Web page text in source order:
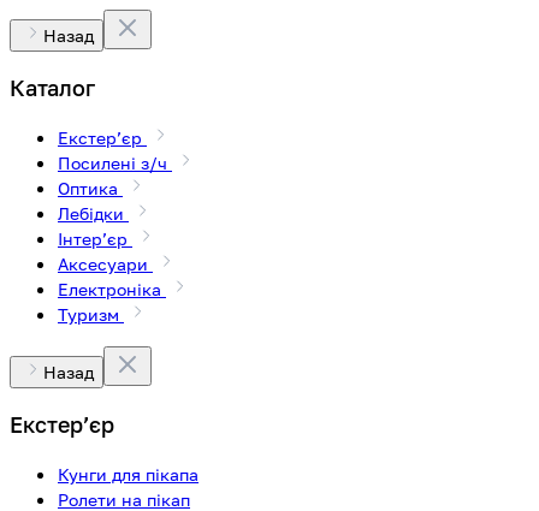
Назад
Каталог
Екстерʼєр
Посилені з/ч
Оптика
Лебідки
Інтерʼєр
Аксесуари
Електроніка
Туризм
Назад
Екстерʼєр
Кунги для пікапа
Ролети на пікап